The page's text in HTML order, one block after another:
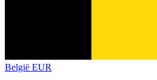
België EUR